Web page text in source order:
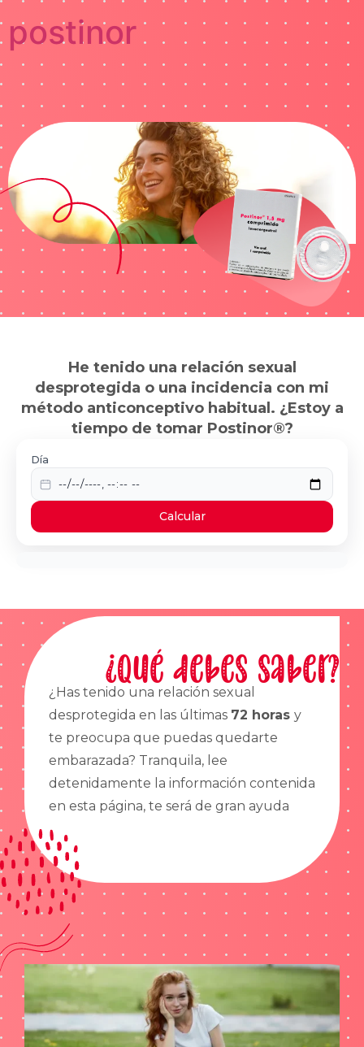
postinor
He tenido una relación sexual
desprotegida o una incidencia con mi
método anticonceptivo habitual. ¿Estoy a
tiempo de tomar Postinor®?
Día
Calcular
¿Qué debes saber?
¿Has tenido una relación sexual
desprotegida en las últimas 72 horas y
te preocupa que puedas quedarte
embarazada? Tranquila, lee
detenidamente la información contenida
en esta página, te será de gran ayuda